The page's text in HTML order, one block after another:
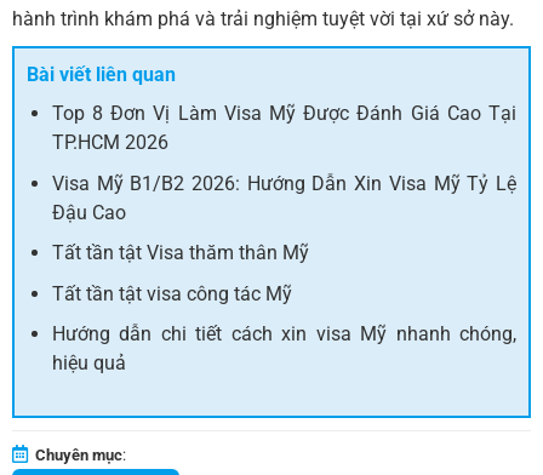
hành trình khám phá và trải nghiệm tuyệt vời tại xứ sở này.
Bài viết liên quan
Top 8 Đơn Vị Làm Visa Mỹ Được Đánh Giá Cao Tại
TP.HCM 2026
Visa Mỹ B1/B2 2026: Hướng Dẫn Xin Visa Mỹ Tỷ Lệ
Đậu Cao
Tất tần tật Visa thăm thân Mỹ
Tất tần tật visa công tác Mỹ
Hướng dẫn chi tiết cách xin visa Mỹ nhanh chóng,
hiệu quả
Chuyên mục: